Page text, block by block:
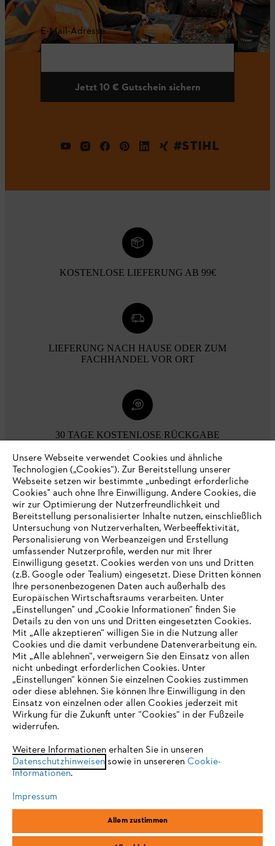
E-Mail-Adresse
Jetzt 10 € Gutschein sichern
#STIHL
KOSTENLOSE LIEFERUNG AB 99€
LIEFERUNG NACH HAUSE ODER ZUM
FACHHANDEL VOR ORT
30 TAGE KOSTENLOSE RÜCKGABE
Zahlungsmöglichkeiten
Unternehmen
Online Shop
Service
Allgemeine Geschäftsbedingungen
Impressum Cookies Rechtliche Informationen
IHR BROWSER WIRD NICHT
UNTERSTÜTZT
eine optimale Nutzung unserer Seite empfehlen wir Ihnen, zu
einem der folgenden Browser zu wechseln:
Firefox Chrome
Unsere Webseite verwendet Cookies und ähnliche
Technologien („Cookies“). Zur Bereitstellung unserer
Webseite setzen wir bestimmte „unbedingt erforderliche
Cookies" auch ohne Ihre Einwilligung. Andere Cookies, die
wir zur Optimierung der Nutzerfreundlichkeit und
Bereitstellung personalisierter Inhalte nutzen, einschließlich
Untersuchung von Nutzerverhalten, Werbeeffektivität,
Personalisierung von Werbeanzeigen und Erstellung
umfassender Nutzerprofile, werden nur mit Ihrer
Einwilligung gesetzt. Cookies werden von uns und Dritten
(z.B. Google oder Tealium) eingesetzt. Diese Dritten können
Ihre personenbezogenen Daten auch außerhalb des
Europäischen Wirtschaftsraums verarbeiten. Unter
„Einstellungen" und „Cookie Informationen“ finden Sie
Details zu den von uns und Dritten eingesetzten Cookies.
Mit „Alle akzeptieren“ willigen Sie in die Nutzung aller
Cookies und die damit verbundene Datenverarbeitung ein.
Mit „Alle ablehnen“, verweigern Sie den Einsatz von allen
nicht unbedingt erforderlichen Cookies. Unter
„Einstellungen“ können Sie einzelnen Cookies zustimmen
oder diese ablehnen. Sie können Ihre Einwilligung in den
Einsatz von einzelnen oder allen Cookies jederzeit mit
Wirkung für die Zukunft unter “Cookies“ in der Fußzeile
widerrufen.
Weitere Informationen erhalten Sie in unseren
Datenschutzhinweisensowie in unsereren Cookie-
Informationen.
Impressum
Allem zustimmen